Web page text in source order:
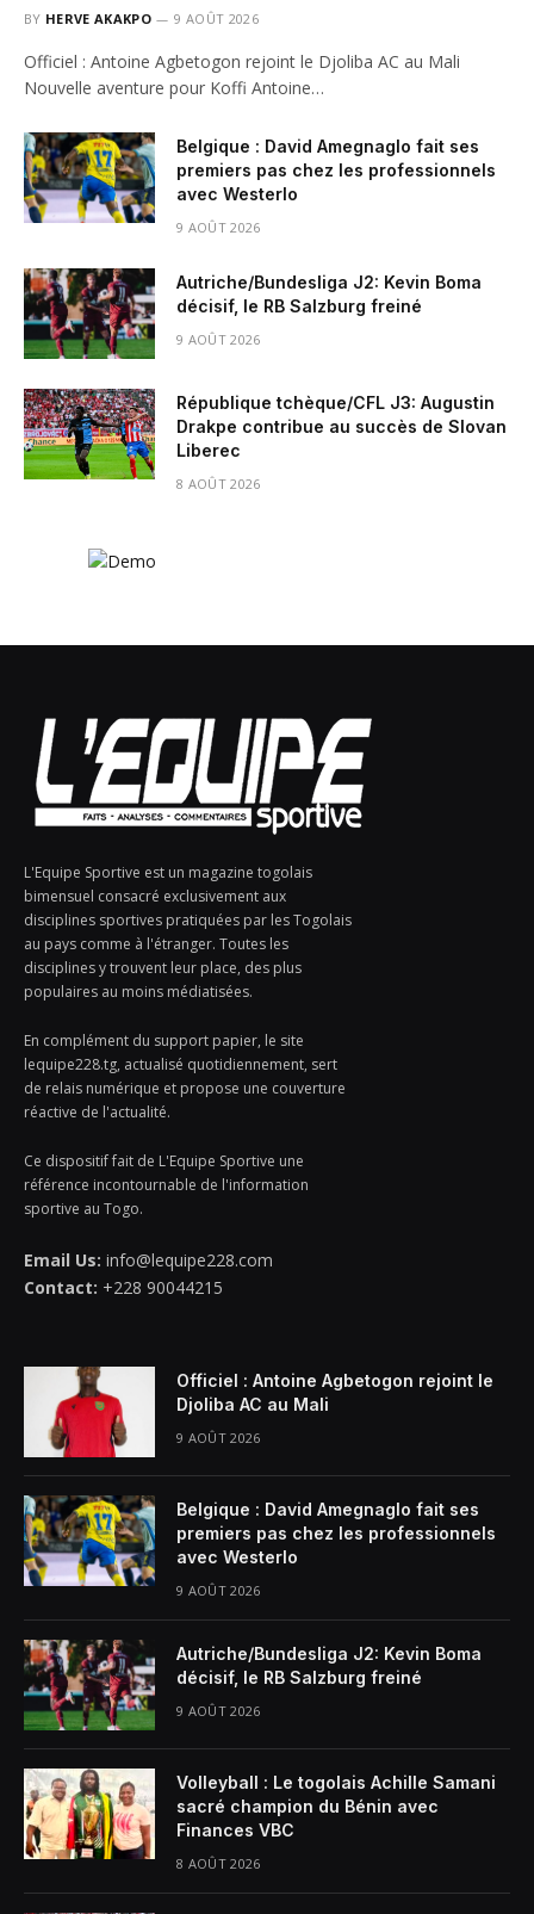
BY HERVE AKAKPO 9 AOÛT 2026
Officiel : Antoine Agbetogon rejoint le Djoliba AC au Mali
Nouvelle aventure pour Koffi Antoine…
Belgique : David Amegnaglo fait ses
premiers pas chez les professionnels
avec Westerlo
9 AOÛT 2026
Autriche/Bundesliga J2: Kevin Boma
décisif, le RB Salzburg freiné
9 AOÛT 2026
République tchèque/CFL J3: Augustin
Drakpe contribue au succès de Slovan
Liberec
8 AOÛT 2026
L'Equipe Sportive est un magazine togolais
bimensuel consacré exclusivement aux
disciplines sportives pratiquées par les Togolais
au pays comme à l'étranger. Toutes les
disciplines y trouvent leur place, des plus
populaires au moins médiatisées.
En complément du support papier, le site
lequipe228.tg, actualisé quotidiennement, sert
de relais numérique et propose une couverture
réactive de l'actualité.
Ce dispositif fait de L'Equipe Sportive une
référence incontournable de l'information
sportive au Togo.
Email Us: info@lequipe228.com
Contact: +228 90044215
Officiel : Antoine Agbetogon rejoint le
Djoliba AC au Mali
9 AOÛT 2026
Belgique : David Amegnaglo fait ses
premiers pas chez les professionnels
avec Westerlo
9 AOÛT 2026
Autriche/Bundesliga J2: Kevin Boma
décisif, le RB Salzburg freiné
9 AOÛT 2026
Volleyball : Le togolais Achille Samani
sacré champion du Bénin avec
Finances VBC
8 AOÛT 2026